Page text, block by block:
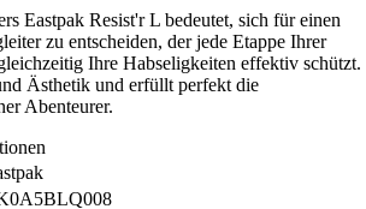
Eastpak Resist'r L bedeutet, sich für einen
zu entscheiden, der jede Etappe Ihrer
Ihre Habseligkeiten effektiv schützt.
Ästhetik und erfüllt perfekt die
Abenteurer.